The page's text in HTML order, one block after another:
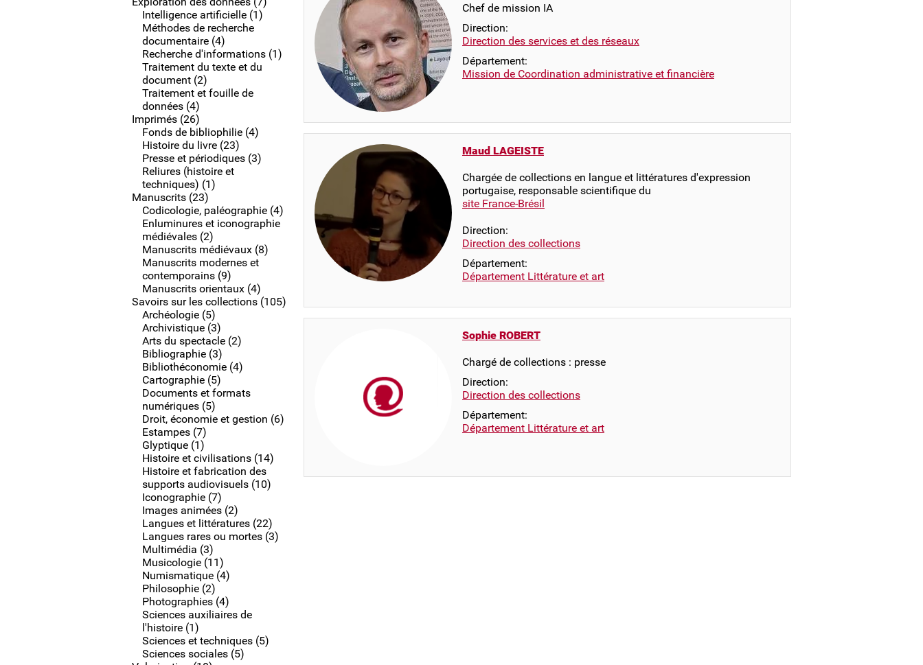
Intelligence artificielle (1)
Méthodes de recherche
documentaire (4)
Recherche d'informations (1)
Traitement du texte et du
document (2)
Traitement et fouille de
données (4)
Imprimés (26)
Fonds de bibliophilie (4)
Histoire du livre (23)
Presse et périodiques (3)
Reliures (histoire et
techniques) (1)
Manuscrits (23)
Codicologie, paléographie (4)
Enluminures et iconographie
médiévales (2)
Manuscrits médiévaux (8)
Manuscrits modernes et
contemporains (9)
Manuscrits orientaux (4)
Savoirs sur les collections (105)
Archéologie (5)
Archivistique (3)
Arts du spectacle (2)
Bibliographie (3)
Bibliothéconomie (4)
Cartographie (5)
Documents et formats
numériques (5)
Droit, économie et gestion (6)
Estampes (7)
Glyptique (1)
Histoire et civilisations (14)
Histoire et fabrication des
supports audiovisuels (10)
Iconographie (7)
Images animées (2)
Langues et littératures (22)
Langues rares ou mortes (3)
Multimédia (3)
Musicologie (11)
Numismatique (4)
Philosophie (2)
Photographies (4)
Sciences auxiliaires de
l'histoire (1)
Sciences et techniques (5)
Sciences sociales (5)
Chef de mission IA
Direction:
Direction des services et des réseaux
Département:
Mission de Coordination administrative et financière
Maud LAGEISTE
Chargée de collections en langue et littératures d'expression
portugaise, responsable scientifique du
site France-Brésil
Direction:
Direction des collections
Département:
Département Littérature et art
Sophie ROBERT
Chargé de collections : presse
Direction:
Direction des collections
Département:
Département Littérature et art